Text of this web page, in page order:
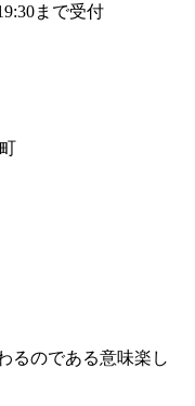
まで受付
るのである意味楽し